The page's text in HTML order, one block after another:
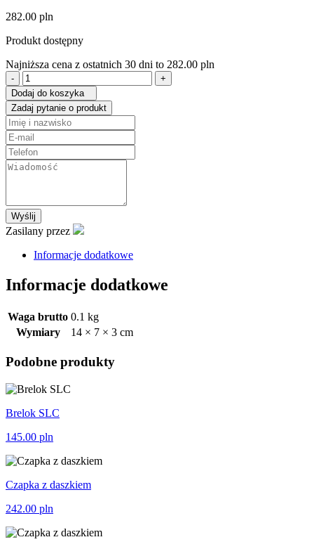
282.00 pln
Produkt dostępny
Najniższa cena z ostatnich 30 dni to 282.00 pln
ilość
Brelok
Classic
srebrny
Dodaj do koszyka
Zadaj pytanie o produkt
Wyślij
Zasilany przez
Informacje dodatkowe
Informacje dodatkowe
Waga brutto 0.1 kg
Wymiary
14 × 7 × 3 cm
Podobne produkty
Brelok SLC
145.00 pln
Czapka z daszkiem
242.00 pln